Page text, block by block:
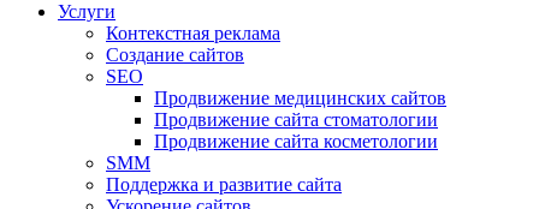
Услуги
Контекстная реклама
Создание сайтов
SEO
Продвижение медицинских сайтов
Продвижение сайта стоматологии
Продвижение сайта косметологии
SMM
Поддержка и развитие сайта